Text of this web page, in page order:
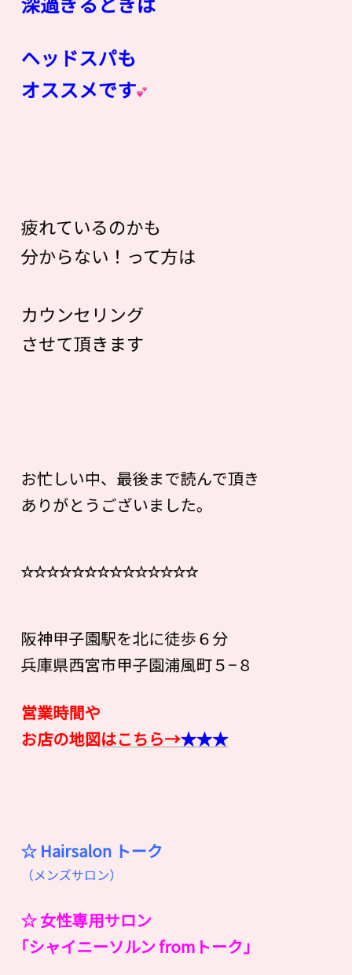
ヘッドスパも
オススメです
疲れているのかも
分からない！って方は
カウンセリング
させて頂きます
お忙しい中、最後まで読んで頂き
ありがとうございました。
☆☆☆☆☆☆☆☆☆☆☆☆☆☆
阪神甲子園駅を北に徒歩６分
兵庫県西宮市甲子園浦風町５−８
営業時間や
お店の地図はこちら→★★★
☆ Hairsalon トーク
（メンズサロン）
☆ 女性専用サロン
｢シャイニーソルン fromトーク｣